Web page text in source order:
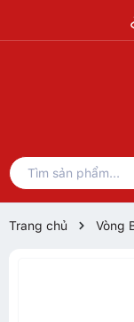
Trang chủ Vòng